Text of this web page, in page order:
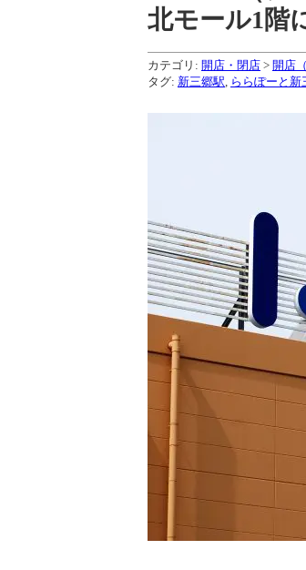
北モール1階
カテゴリ: 開店・閉店 > 開店
タグ: 新三郷駅 ららぽーと新